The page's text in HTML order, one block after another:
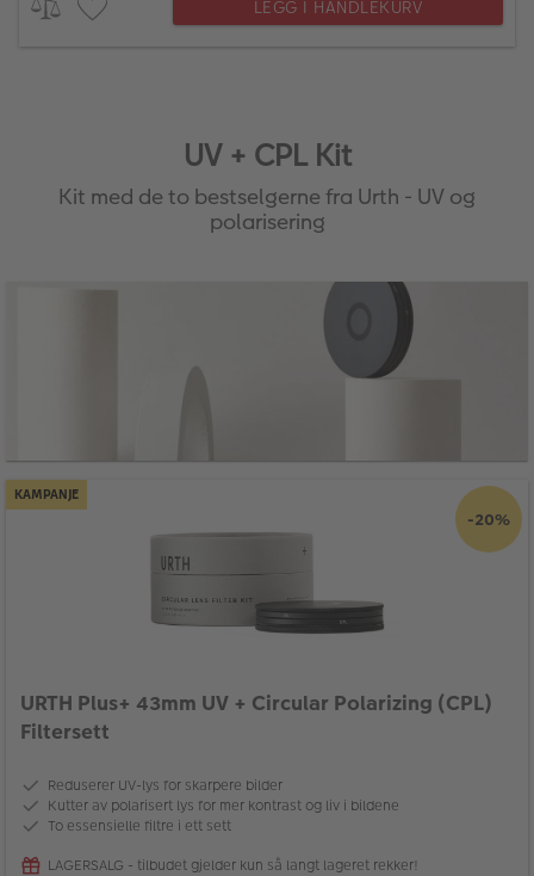
LEGG I HANDLEKURV
UV + CPL Kit
Kit med de to bestselgerne fra Urth - UV og
polarisering
KAMPANJE
-20%
URTH Plus+ 43mm UV + Circular Polarizing (CPL)
Filtersett
Reduserer UV-lys for skarpere bilder
Kutter av polarisert lys for mer kontrast og liv i bildene
To essensielle filtre i ett sett
LAGERSALG - tilbudet gjelder kun så langt lageret rekker!